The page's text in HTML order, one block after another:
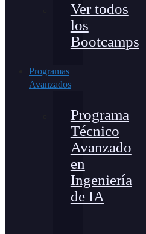
Ver todos
los
Bootcamps
Programas
Avanzados
Programa
Técnico
Avanzado
en
Ingeniería
de IA